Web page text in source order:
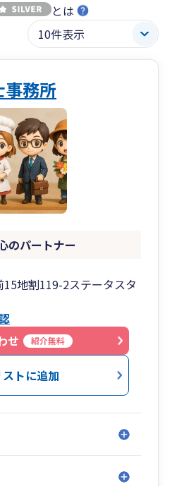
とは
事務所
のパートナー
地割119-2ステータスタ
せ
紹介無料
トに追加